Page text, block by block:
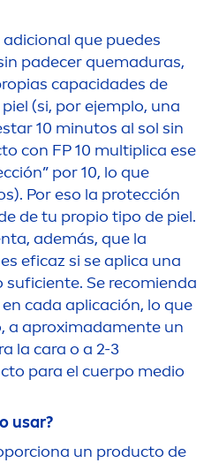
que puedes
padecer quemaduras,
capacidades de
(si, por ejemplo, una
10 minutos al sol sin
con FP 10 multiplica ese
por 10, lo que
Por eso la protección
de tu propio tipo de piel.
además, que la
eficaz si se aplica una
Se recomienda
cada aplicación, lo que
a aproximadamente un
la cara o a 2-3
para el cuerpo medio
usar?
un producto de